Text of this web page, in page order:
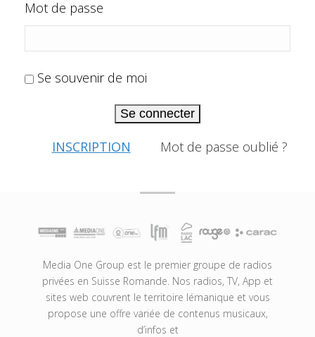
Mot de passe
Se souvenir de moi
Se connecter
INSCRIPTION Mot de passe oublié ?
Media One Group est le premier groupe de radios
privées en Suisse Romande. Nos radios, TV, App et
sites web couvrent le territoire lémanique et vous
propose une offre variée de contenus musicaux,
d’infos et